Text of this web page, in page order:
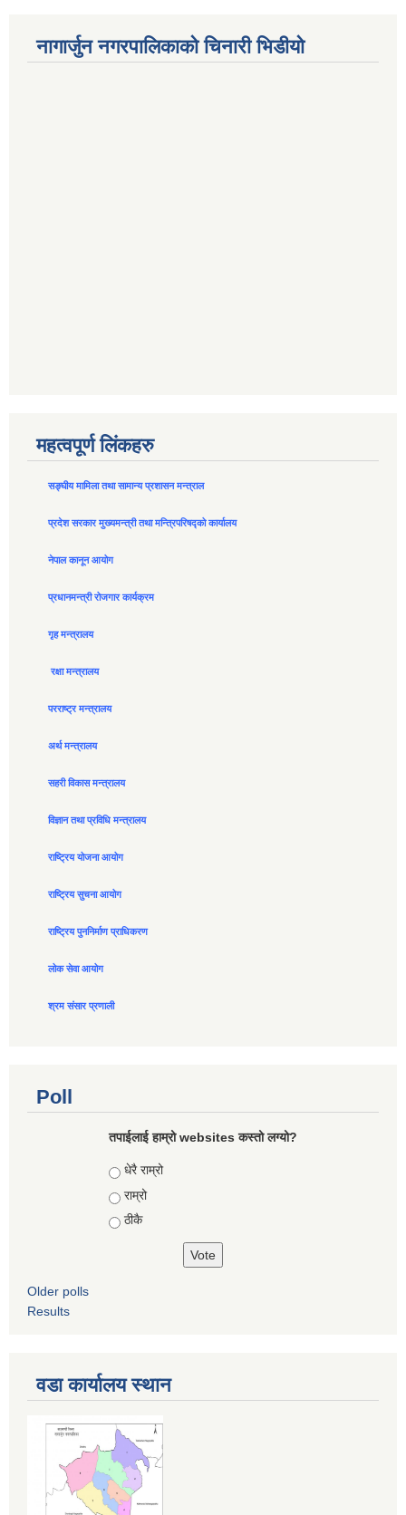
नागार्जुन नगरपालिकाको चिनारी भिडीयो
महत्वपूर्ण लिंकहरु
सङ्घीय मामिला तथा सामान्य प्रशासन मन्त्राल
प्रदेश सरकार मुख्यमन्त्री तथा मन्त्रिपरिषद्को कार्यालय
नेपाल कानून आयोग
प्रधानमन्त्री रोजगार कार्यक्रम
गृह मन्त्रालय
रक्षा मन्त्रालय
परराष्ट्र मन्त्रालय
अर्थ मन्त्रालय
सहरी विकास मन्त्रालय
विज्ञान तथा प्रविधि मन्त्रालय
राष्ट्रिय योजना आयोग
राष्ट्रिय सुचना आयोग
राष्ट्रिय पुननिर्माण प्राधिकरण
लोक सेवा आयोग
श्रम संसार प्रणाली
Poll
तपाईलाई हाम्रो websites कस्तो लग्यो?
Choices
धेरै राम्रो
राम्रो
ठीकै
Older polls
Results
वडा कार्यालय स्थान